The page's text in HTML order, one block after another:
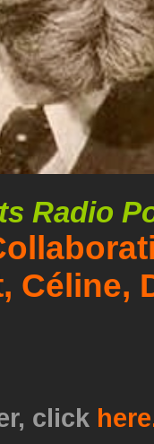
Radio
Céline,
click here